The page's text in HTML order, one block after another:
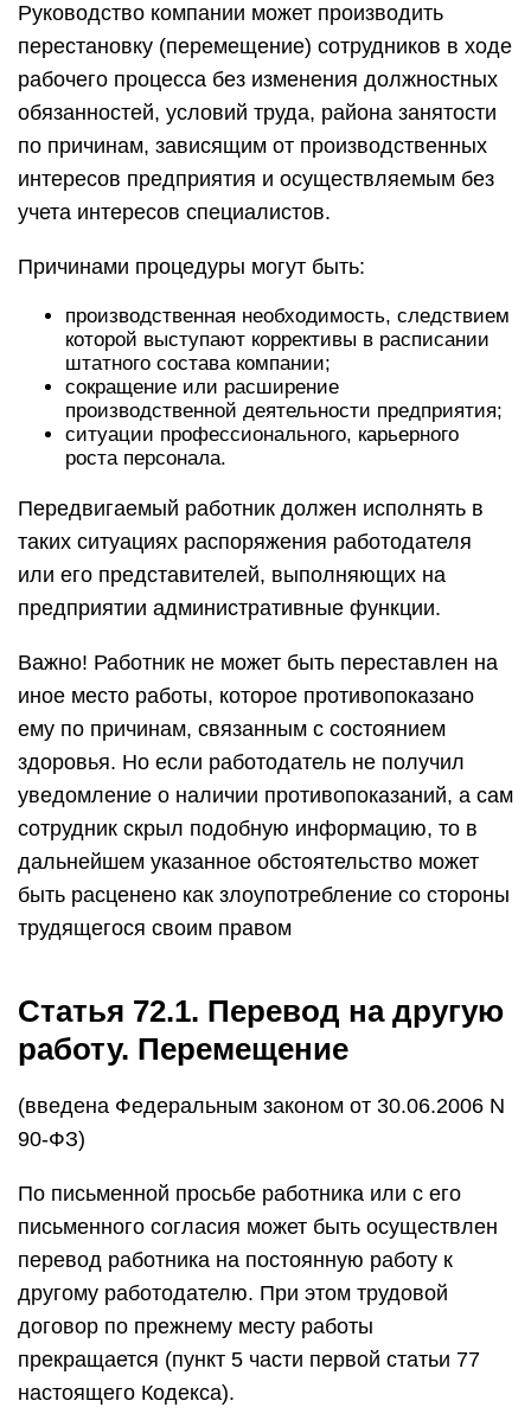
Руководство компании может производить
перестановку (перемещение) сотрудников в ходе
рабочего процесса без изменения должностных
обязанностей, условий труда, района занятости
по причинам, зависящим от производственных
интересов предприятия и осуществляемым без
учета интересов специалистов.
Причинами процедуры могут быть:
производственная необходимость, следствием
которой выступают коррективы в расписании
штатного состава компании;
сокращение или расширение
производственной деятельности предприятия;
ситуации профессионального, карьерного
роста персонала.
Передвигаемый работник должен исполнять в
таких ситуациях распоряжения работодателя
или его представителей, выполняющих на
предприятии административные функции.
Важно! Работник не может быть переставлен на
иное место работы, которое противопоказано
ему по причинам, связанным с состоянием
здоровья. Но если работодатель не получил
уведомление о наличии противопоказаний, а сам
сотрудник скрыл подобную информацию, то в
дальнейшем указанное обстоятельство может
быть расценено как злоупотребление со стороны
трудящегося своим правом
Статья 72.1. Перевод на другую
работу. Перемещение
(введена Федеральным законом от 30.06.2006 N
90-ФЗ)
По письменной просьбе работника или с его
письменного согласия может быть осуществлен
перевод работника на постоянную работу к
другому работодателю. При этом трудовой
договор по прежнему месту работы
прекращается (пункт 5 части первой статьи 77
настоящего Кодекса).